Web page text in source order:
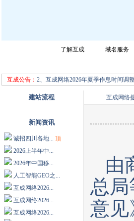
了解互成 域名服务
互成公告： 3、互成网络2026年五一节放假通知
建站流程
新闻资讯
诚招四川各地... 顶
2026上半年中...
2026年中国移...
人工智能GEO之...
互成网络2026...
互成网络2026...
互成网络2026...
互成网络
由
总
意见